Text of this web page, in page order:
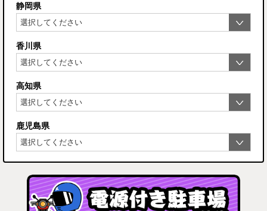
静岡県
香川県
高知県
鹿児島県